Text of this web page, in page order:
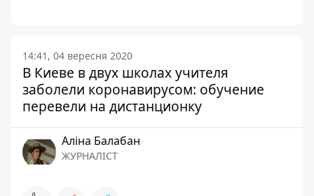
14:41, 04 вересня 2020
В Киеве в двух школах учителя
заболели коронавирусом: обучение
перевели на дистанционку
Аліна Балабан
ЖУРНАЛІСТ